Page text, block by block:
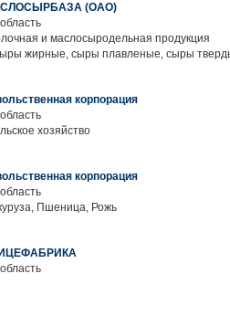
(ОАО)
и маслосыродельная продукция
жирные, сыры плавленые, сыры
корпорация
хозяйство
корпорация
Пшеница, Рожь